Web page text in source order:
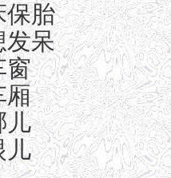
保胎
发呆
窗
厢
儿
儿